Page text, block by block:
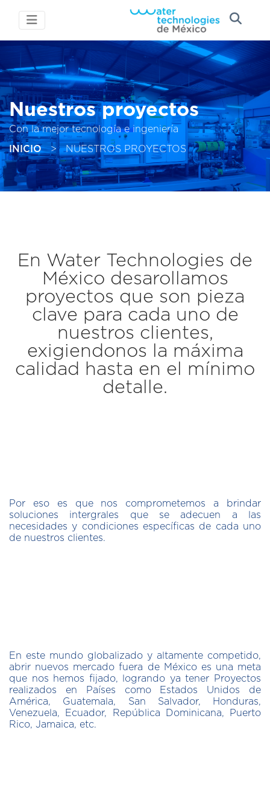
Nuestros proyectos
Con la mejor tecnología e ingeniería
INICIO > NUESTROS PROYECTOS
En Water Technologies de
México desarollamos
proyectos que son pieza
clave para cada uno de
nuestros clientes,
exigiendonos la máxima
calidad hasta en el mínimo
detalle.
Por eso es que nos comprometemos a brindar
soluciones intergrales que se adecuen a las
necesidades y condiciones específicas de cada uno
de nuestros clientes.
En este mundo globalizado y altamente competido,
abrir nuevos mercado fuera de México es una meta
que nos hemos fijado, logrando ya tener Proyectos
realizados en Países como Estados Unidos de
América, Guatemala, San Salvador, Honduras,
Venezuela, Ecuador, República Dominicana, Puerto
Rico, Jamaica, etc.